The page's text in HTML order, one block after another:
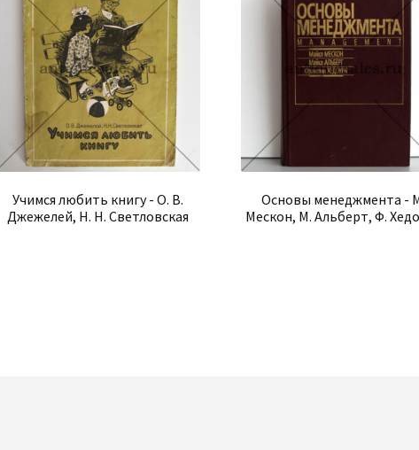
Учимся любить книгу - О. В.
Джежелей, Н. Н. Светловская
Основы менеджмента -
Мескон, М. Альберт, Ф.